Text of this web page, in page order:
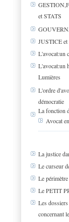
et STATS
JUSTICE
L'avocat:un
L'avocat:un
Lumières
L'ordre
démocratie
La fonction
Avocat
La justice
Le curseur
Le
Le PETIT
Les
concernant